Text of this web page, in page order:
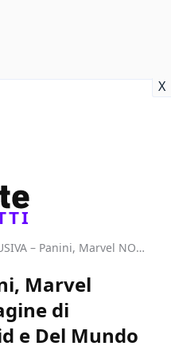
X
ESCLUSIVA – Panini, Marvel NOW!: le prime pagine di Avengers 1 di Waid e Del Mundo
Marvel
di
e Del Mundo